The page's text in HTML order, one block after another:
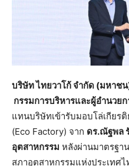
บริษัท ไทยวาโก้ จำกัด (มหาช
กรรมการบริหารและผู้อำนวย
แทนบริษัทเข้ารับมอบโล่เกียรติ
(Eco Factory) จาก ดร.ณัฐพล
อุตสาหกรรม หลังผ่านมาตรฐา
สภาอุตสาหกรรมแห่งประเทศ